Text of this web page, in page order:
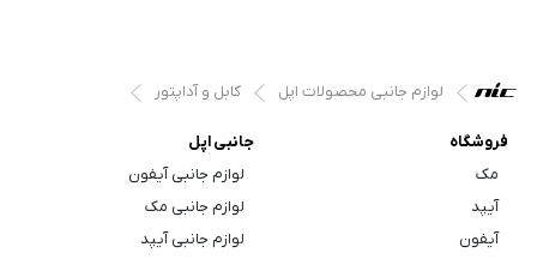
لوازم جانبی محصولات اپل کابل و آداپتور
فروشگاه
مک
آیپد
آیفون
جانبی اپل
لوازم جانبی آیفون
لوازم جانبی مک
لوازم جانبی آیپد